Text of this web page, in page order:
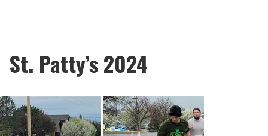
St. Patty’s 2024